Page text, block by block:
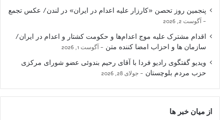
پنجمین روز تحصن «کارزار علیه اعدام در ایران» در لندن/ عکس تجمع
آگوست 2, 2026
اقدام مشترک علیه موج اعدام‌ها و حکومت کشتار و اعدام در ایران/
سازمان ها و احزاب امضا کننده متن
آگوست 1, 2026
ویدیو گفتگوی رادیو فردا با آقای رحیم بندوئی عضو شورای مرکزی
حزب مردم بلوچستان
جولای 28, 2026
از میان خبر ها